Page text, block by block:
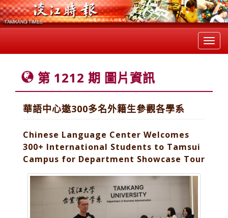
第 1212 期 圖片資訊
華語中心邀300多名外籍生參觀各學系
Chinese Language Center Welcomes
300+ International Students to Tamsui
Campus for Department Showcase Tour